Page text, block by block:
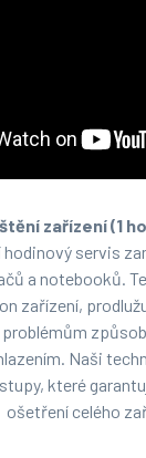
zařízení (1
servis
a notebooků.
zařízení,
Naši
které
ošetření celého